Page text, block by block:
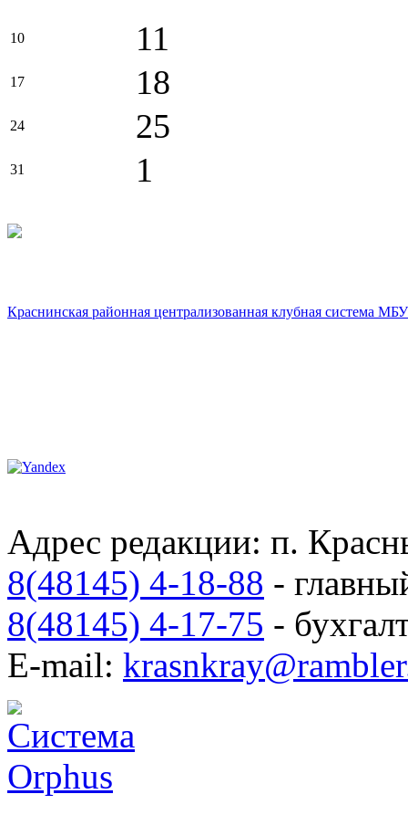
10 11
17 18
24 25
31 1
Краснинская районная централизованная клубная система
Адрес редакции: п.
8(48145) 4-18-88 -
8(48145) 4-17-75 -
E-mail: